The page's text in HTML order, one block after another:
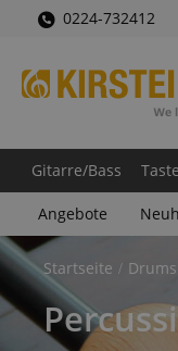
0224-732412
Gitarre/Bass
Angebote
Startseite Drums